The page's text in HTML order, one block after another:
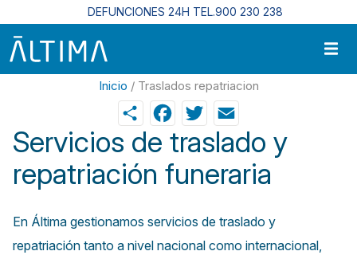
Pasar al contenido principal
DEFUNCIONES 24H TEL.900 230 238
Inicio / Traslados repatriacion
ShareFacebook
Twitter
Servicios de traslado y
repatriación funeraria
En Áltima gestionamos servicios de traslado y
repatriación tanto a nivel nacional como internacional,